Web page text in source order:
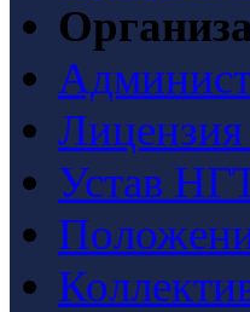
Лицензия
Устав